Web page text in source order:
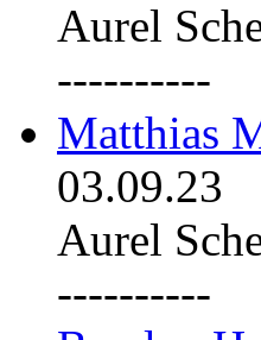
Aurel
----------
Matthias
03.09.23
Aurel
----------